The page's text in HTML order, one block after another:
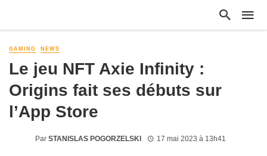
GAMING NEWS
Le jeu NFT Axie Infinity :
Origins fait ses débuts sur
l’App Store
Par STANISLAS POGORZELSKI 17 mai 2023 à 13h41